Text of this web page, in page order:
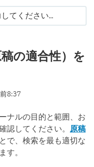
の適合性）を
8:37
ナルの目的と範囲、お
認してください。 原稿
で、検索を最も適切な
す。